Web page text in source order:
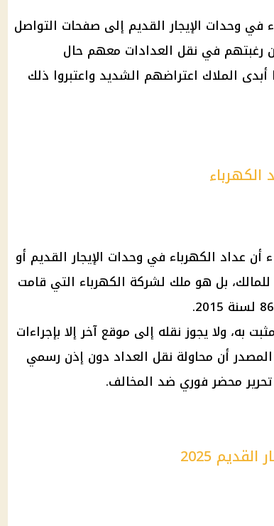
في وحدات الإيجار القديم إلى صفحات التواصل
رغبتهم في نقل العدادات معهم حال
أبدى الملاك اعتراضهم الشديد واعتبروا ذلك
أن عداد الكهرباء في وحدات الإيجار القديم أو
للمالك، بل هو ملك لشركة الكهرباء التي قامت
به، ولا يجوز نقله إلى موقع آخر إلا بإجراءات
أن محاولة نقل العداد دون إذن رسمي
محضر فوري ضد المخالف.
2025